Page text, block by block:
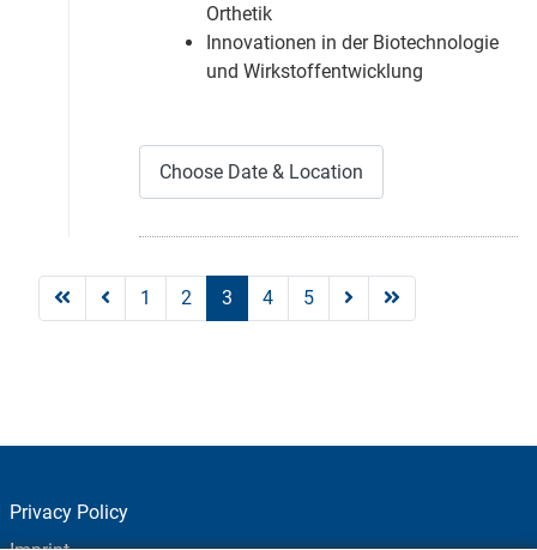
Orthetik
Innovationen in der Biotechnologie
und Wirkstoffentwicklung
Choose Date & Location
1 2 3 4 5
Privacy Policy